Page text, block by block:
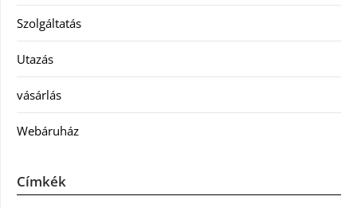
Szolgáltatás
Utazás
vásárlás
Webáruház
Címkék